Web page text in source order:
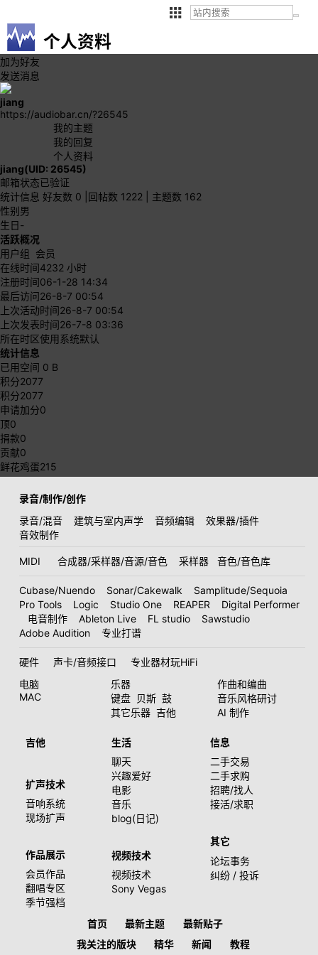
个人资料
加为好友
发送消息
jiang
https://audiobar.cn/?26545
我的主题
我的回复
个人资料
jiang(UID: 26545)
邮箱状态已验证
统计信息 好友数 0 回帖数 1222
主题数 162
性别男
生日-
活跃概况
用户组 会员
在线时间4232 小时
注册时间06-1-28 14:34
最后访问26-8-7 00:54
上次活动时间26-8-7 00:54
上次发表时间26-7-8 03:36
所在时区使用系统默认
统计信息
已用空间 0 B
积分2077
积分2077
申请加分0
顶0
捐款0
贡献0
鲜花鸡蛋215
录音/制作/创作
录音/混音
建筑与室内声学 音频编辑
效果器/插件
音效制作
MIDI 合成器/采样器/音源/音色 采样器 音色/音色库
Cubase/Nuendo Sonar/Cakewalk
Samplitude/Sequoia
Pro Tools
Logic Studio One REAPER
Digital Performer
电音制作
Ableton Live FL studio
Sawstudio
Adobe Audition
专业打谱
硬件 声卡/音频接口
专业器材玩HiFi
电脑
MAC
乐器
键盘 贝斯 鼓
其它乐器 吉他
作曲和编曲
音乐风格研讨
AI 制作
吉他
扩声技术
音响系统
现场扩声
作品展示
会员作品
翻唱专区
季节强档
生活
聊天
兴趣爱好
电影
音乐
blog(日记)
视频技术
视频技术
Sony Vegas
信息
二手交易
二手求购
招聘/找人
接活/求职
其它
论坛事务
纠纷 / 投诉
首页 最新主题
最新贴子
我关注的版块
精华 新闻 教程